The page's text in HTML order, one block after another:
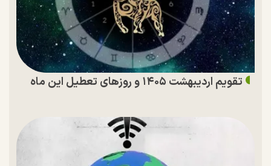
تقویم اردیبهشت ۱۴۰۵ و روز‌های تعطیل این ماه